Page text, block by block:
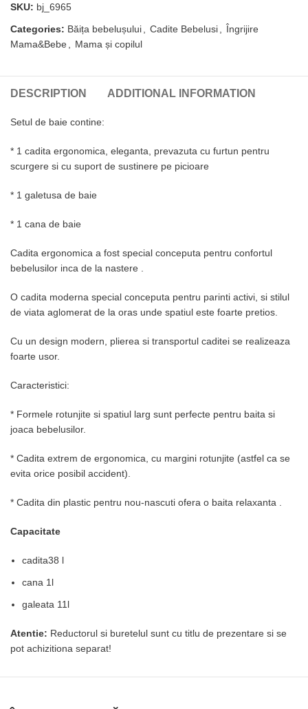
SKU: bj_6965
Categories: Băița bebelușului Cadite Bebelusi
Îngrijire
Mama&Bebe
Mama și copilul
DESCRIPTION ADDITIONAL INFORMATION
Setul de baie contine:
* 1 cadita ergonomica, eleganta, prevazuta cu furtun pentru
scurgere si cu suport de sustinere pe picioare
* 1 galetusa de baie
* 1 cana de baie
Cadita ergonomica a fost special conceputa pentru confortul
bebelusilor inca de la nastere .
O cadita moderna special conceputa pentru parinti activi, si stilul
de viata aglomerat de la oras unde spatiul este foarte pretios.
Cu un design modern, plierea si transportul caditei se realizeaza
foarte usor.
Caracteristici:
* Formele rotunjite si spatiul larg sunt perfecte pentru baita si
joaca bebelusilor.
* Cadita extrem de ergonomica, cu margini rotunjite (astfel ca se
evita orice posibil accident).
* Cadita din plastic pentru nou-nascuti ofera o baita relaxanta .
Capacitate
cadita38 l
cana 1l
galeata 11l
Atentie: Reductorul si buretelul sunt cu titlu de prezentare si se
pot achizitiona separat!